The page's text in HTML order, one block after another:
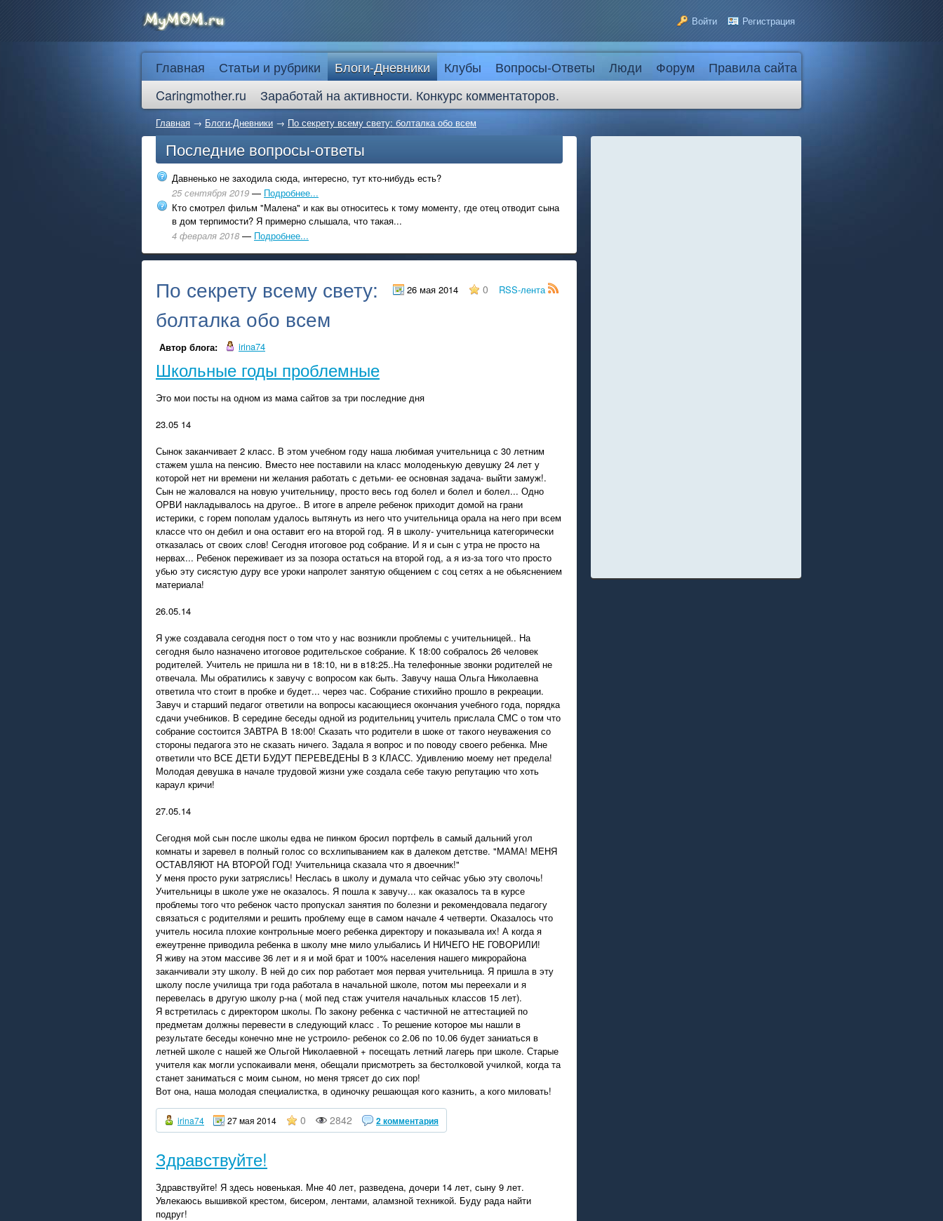
Войти Регистрация
Главная Статьи и рубрики Блоги-Дневники Клубы Вопросы-Ответы Люди Форум
Правила сайта
Caringmother.ru
Заработай на активности. Конкурс комментаторов.
Главная → Блоги-Дневники → По секрету всему свету: болталка обо всем
Последние вопросы-ответы
Давненько не заходила сюда, интересно, тут кто-нибудь есть?
25 сентября 2019 — Подробнее...
Кто смотрел фильм "Малена" и как вы относитесь к тому моменту, где отец отводит сына
в дом терпимости? Я примерно слышала, что такая...
4 февраля 2018 — Подробнее...
26 мая 2014 0 RSS-лента
По секрету всему свету:
болталка обо всем
Автор блога: irina74
Школьные годы проблемные
Это мои посты на одном из мама сайтов за три последние дня
23.05 14
Сынок заканчивает 2 класс. В этом учебном году наша любимая учительница с 30 летним
стажем ушла на пенсию. Вместо нее поставили на класс молоденькую девушку 24 лет у
которой нет ни времени ни желания работать с детьми- ее основная задача- выйти замуж!.
Сын не жаловался на новую учительницу, просто весь год болел и болел и болел... Одно
ОРВИ накладывалось на другое.. В итоге в апреле ребенок приходит домой на грани
истерики, с горем пополам удалось вытянуть из него что учительница орала на него при всем
классе что он дебил и она оставит его на второй год. Я в школу- учительница категорически
отказалась от своих слов! Сегодня итоговое род собрание. И я и сын с утра не просто на
нервах... Ребенок переживает из за позора остаться на второй год, а я из-за того что просто
убью эту сисястую дуру все уроки напролет занятую общением с соц сетях а не обьяснением
материала!
26.05.14
Я уже создавала сегодня пост о том что у нас возникли проблемы с учительницей.. На
сегодня было назначено итоговое родительское собрание. К 18:00 собралось 26 человек
родителей. Учитель не пришла ни в 18:10, ни в в18:25..На телефонные звонки родителей не
отвечала. Мы обратились к завучу с вопросом как быть. Завучу наша Ольга Николаевна
ответила что стоит в пробке и будет... через час. Собрание стихийно прошло в рекреации.
Завуч и старший педагог ответили на вопросы касающиеся окончания учебного года, порядка
сдачи учебников. В середине беседы одной из родительниц учитель прислала СМС о том что
собрание состоится ЗАВТРА В 18:00! Сказать что родители в шоке от такого неуважения со
стороны педагога это не сказать ничего. Задала я вопрос и по поводу своего ребенка. Мне
ответили что ВСЕ ДЕТИ БУДУТ ПЕРЕВЕДЕНЫ В 3 КЛАСС. Удивлению моему нет предела!
Молодая девушка в начале трудовой жизни уже создала себе такую репутацию что хоть
караул кричи!
27.05.14
Сегодня мой сын после школы едва не пинком бросил портфель в самый дальний угол
комнаты и заревел в полный голос со всхлипыванием как в далеком детстве. "МАМА! МЕНЯ
ОСТАВЛЯЮТ НА ВТОРОЙ ГОД! Учительница сказала что я двоечник!"
У меня просто руки затряслись! Неслась в школу и думала что сейчас убью эту сволочь!
Учительницы в школе уже не оказалось. Я пошла к завучу... как оказалось та в курсе
проблемы того что ребенок часто пропускал занятия по болезни и рекомендовала педагогу
связаться с родителями и решить проблему еще в самом начале 4 четверти. Оказалось что
учитель носила плохие контрольные моего ребенка директору и показывала их! А когда я
ежеутренне приводила ребенка в школу мне мило улыбались И НИЧЕГО НЕ ГОВОРИЛИ!
Я живу на этом массиве 36 лет и я и мой брат и 100% населения нашего микрорайона
заканчивали эту школу. В ней до сих пор работает моя первая учительница. Я пришла в эту
школу после училища три года работала в начальной школе, потом мы переехали и я
перевелась в другую школу р-на ( мой пед стаж учителя начальных классов 15 лет).
Я встретилась с директором школы. По закону ребенка с частичной не аттестацией по
предметам должны перевести в следующий класс . То решение которое мы нашли в
результате беседы конечно мне не устроило- ребенок со 2.06 по 10.06 будет заниаться в
летней школе с нашей же Ольгой Николаевной + посещать летний лагерь при школе. Старые
учителя как могли успокаивали меня, обещали присмотреть за бестолковой училкой, когда та
станет заниматься с моим сыном, но меня трясет до сих пор!
Вот она, наша молодая специалистка, в одиночку решающая кого казнить, а кого миловать!
irina74 27 мая 2014 0 2842 2 комментария
Здравствуйте!
Здравствуйте! Я здесь новенькая. Мне 40 лет, разведена, дочери 14 лет, сыну 9 лет.
Увлекаюсь вышивкой крестом, бисером, лентами, аламзной техникой. Буду рада найти
подруг!